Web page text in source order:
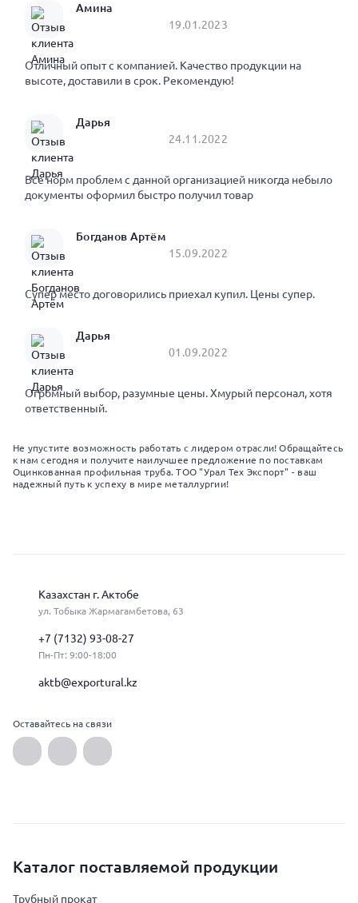
Амина
19.01.2023
Отличный опыт с компанией. Качество продукции на
высоте, доставили в срок. Рекомендую!
Дарья
24.11.2022
Все норм проблем с данной организацией никогда небыло
документы оформил быстро получил товар
Богданов Артём
15.09.2022
Супер место договорились приехал купил. Цены супер.
Дарья
01.09.2022
Огромный выбор, разумные цены. Хмурый персонал, хотя
ответственный.
Не упустите возможность работать с лидером отрасли! Обращайтесь
к нам сегодня и получите наилучшее предложение по поставкам
Оцинкованная профильная труба. ТОО "Урал Тех Экспорт" - ваш
надежный путь к успеху в мире металлургии!
Казахстан г. Актобе
ул. Тобыка Жармагамбетова, 63
+7 (7132) 93-08-27
Пн-Пт: 9:00-18:00
aktb@exportural.kz
Оставайтесь на связи
Каталог поставляемой продукции
Трубный прокат